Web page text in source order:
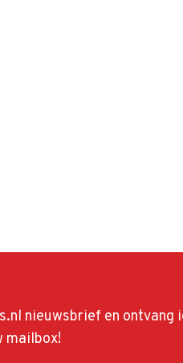
nieuwsbrief en ontvang
mailbox!